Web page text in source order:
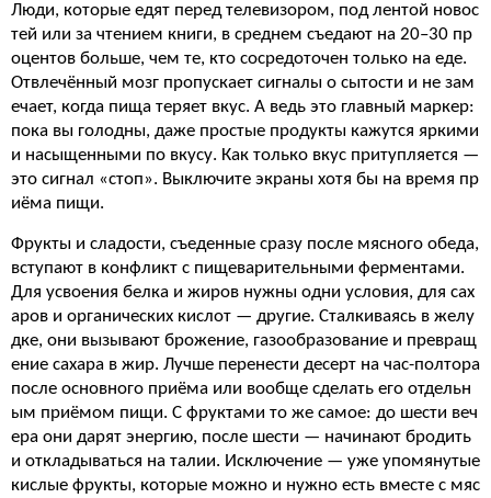
Люди, которые едят перед телевизором, под лентой новос
тей или за чтением книги, в среднем съедают на 20–30 пр
оцентов больше, чем те, кто сосредоточен только на еде.
Отвлечённый мозг пропускает сигналы о сытости и не зам
ечает, когда пища теряет вкус. А ведь это главный маркер:
пока вы голодны, даже простые продукты кажутся яркими
и насыщенными по вкусу. Как только вкус притупляется —
это сигнал «стоп». Выключите экраны хотя бы на время пр
иёма пищи.
Фрукты и сладости, съеденные сразу после мясного обеда,
вступают в конфликт с пищеварительными ферментами.
Для усвоения белка и жиров нужны одни условия, для сах
аров и органических кислот — другие. Сталкиваясь в желу
дке, они вызывают брожение, газообразование и превращ
ение сахара в жир. Лучше перенести десерт на час-полтора
после основного приёма или вообще сделать его отдельн
ым приёмом пищи. С фруктами то же самое: до шести веч
ера они дарят энергию, после шести — начинают бродить
и откладываться на талии. Исключение — уже упомянутые
кислые фрукты, которые можно и нужно есть вместе с мяс